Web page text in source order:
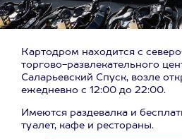
Картодром находится с
торгово-развлекательного
Саларьевский Спуск, возле
ежедневно с 12:00 до 22:00.
Имеются раздевалка и
туалет, кафе и рестораны.